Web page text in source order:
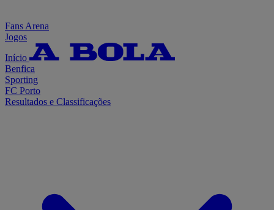
Fans Arena
Jogos
Início
Benfica
Sporting
FC Porto
Resultados e Classificações